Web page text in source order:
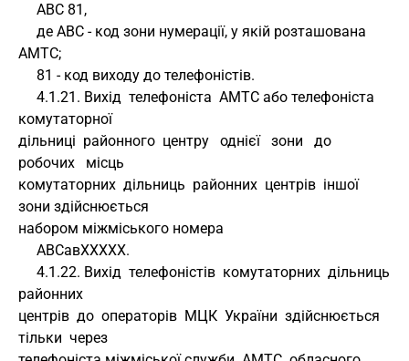
     АВС 81,
АМТС;
     81 - код виходу до телефоністів.
комутаторної
дільниці  районного  центру   однієї   зони   до
робочих   місць
комутаторних  дільниць  районних  центрів  іншої
зони здійснюється
набором міжміського номера
     АВСавXXXXX.
районних
центрів  до  операторів  МЦК  України  здійснюється
тільки  через